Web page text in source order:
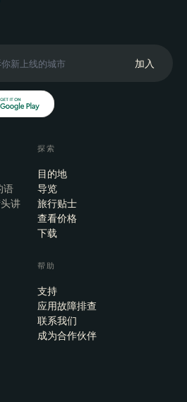
加入
语
讲
探索
目的地
导览
旅行贴士
查看价格
下载
帮助
支持
应用故障排查
联系我们
成为合作伙伴